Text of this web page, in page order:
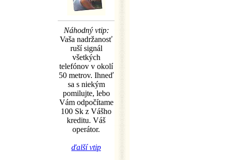
Náhodný vtip:
Vaša nadržanosť
ruší signál
všetkých
telefónov v okolí
50 metrov. Ihneď
sa s niekým
pomilujte, lebo
Vám odpočítame
100 Sk z Vášho
kreditu. Váš
operátor.
ďalší vtip